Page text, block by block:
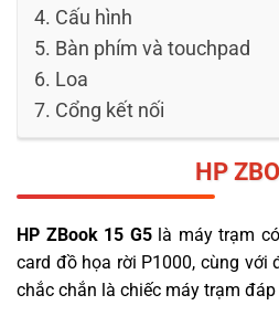
Cấu hình
Bàn phím và touchpad
Loa
Cổng kết nối
HP
HP ZBook 15 G5là máy trạm
card đồ họa rời P1000, cùng
chắc chắn là chiếc máy trạm